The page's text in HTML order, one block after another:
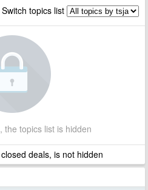
Switch topics list
the topics list is hidden
deals, is not hidden